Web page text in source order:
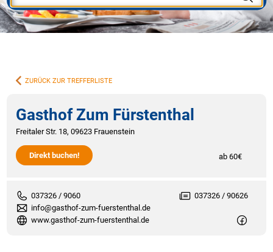
ZURÜCK ZUR TREFFERLISTE
Gasthof Zum Fürstenthal
Freitaler Str. 18, 09623 Frauenstein
Direkt buchen! ab 60€
037326 / 9060
037326 / 90626
info@gasthof-zum-fuerstenthal.de
www.gasthof-zum-fuerstenthal.de